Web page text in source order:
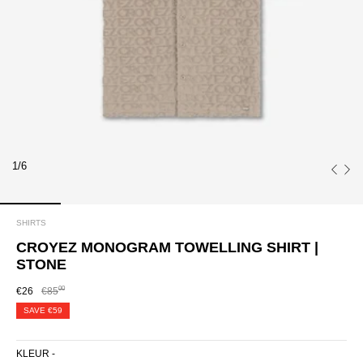
1/6
SHIRTS
CROYEZ MONOGRAM TOWELLING SHIRT |
STONE
€26 €8500
SAVE €59
KLEUR -